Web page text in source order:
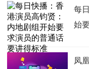
每
始
凤